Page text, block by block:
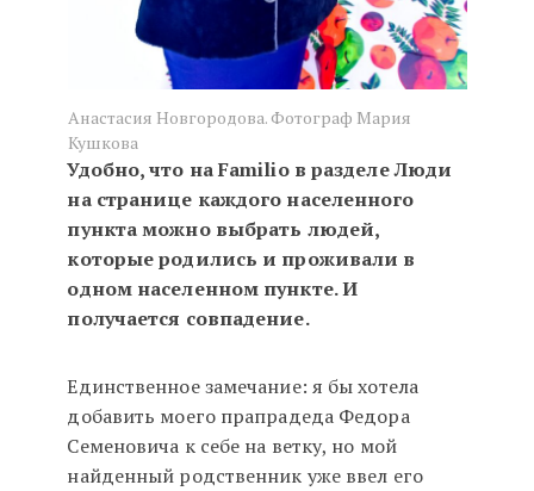
Анастасия Новгородова. Фотограф Мария
Кушкова
Удобно, что на Familio в разделе Люди
на странице каждого населенного
пункта можно выбрать людей,
которые родились и проживали в
одном населенном пункте. И
получается совпадение.
Единственное замечание: я бы хотела
добавить моего прапрадеда Федора
Семеновича к себе на ветку, но мой
найденный родственник уже ввел его